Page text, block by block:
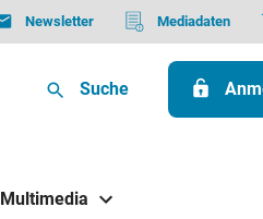
Newsletter Mediadaten
Suche
Multimedia